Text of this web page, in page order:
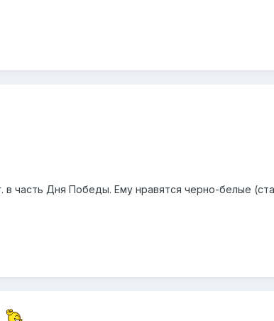
часть Дня Победы. Ему нравятся черно-белые